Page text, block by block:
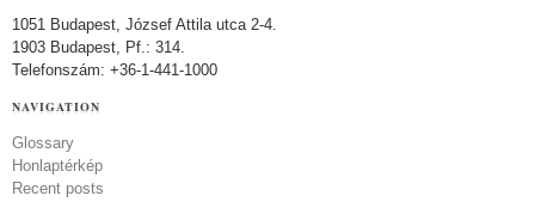
1051 Budapest, József Attila utca 2-4.
1903 Budapest, Pf.: 314.
Telefonszám: +36-1-441-1000
NAVIGATION
Glossary
Honlaptérkép
Recent posts